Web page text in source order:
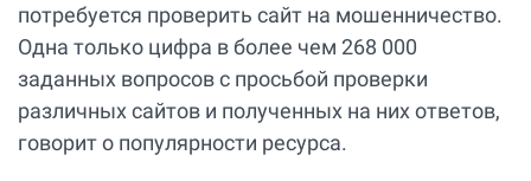
потребуется проверить сайт на мошенничество.
Одна только цифра в более чем 268 000
заданных вопросов с просьбой проверки
различных сайтов и полученных на них ответов,
говорит о популярности ресурса.